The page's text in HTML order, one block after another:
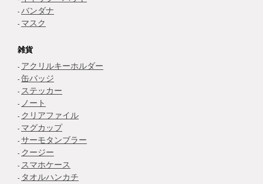
バンダナ
マスク
雑貨
アクリルキーホルダー
缶バッジ
ステッカー
ノート
クリアファイル
マグカップ
サーモタンブラー
クージー
スマホケース
タオルハンカチ